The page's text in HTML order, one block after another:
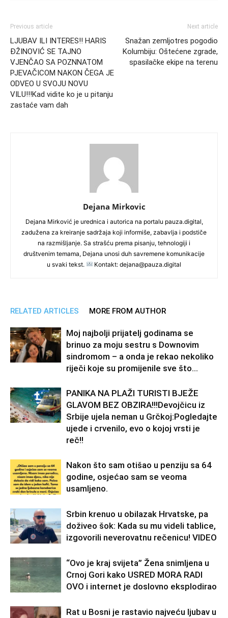
Previous article
LJUBAV ILI INTERES!! HARIS
ĐŽINOVIĆ SE TAJNO
VJENČAO SA POZNNATOM
PJEVAČICOM NAKON ČEGA JE
ODVEO U SVOJU NOVU
VILU!!!Kad vidite ko je u pitanju
zastaće vam dah
Next article
Snažan zemljotres pogodio
Kolumbiju: Oštećene zgrade,
spasilačke ekipe na terenu
Dejana Mirkovic
Dejana Mirković je urednica i autorica na portalu pauza.digital,
zadužena za kreiranje sadržaja koji informiše, zabavlja i podstiče
na razmišljanje. Sa strašću prema pisanju, tehnologiji i
društvenim temama, Dejana unosi duh savremene komunikacije
u svaki tekst.
Kontakt: dejana@pauza.digital
RELATED ARTICLES MORE FROM AUTHOR
Moj najbolji prijatelj godinama se
brinuo za moju sestru s Downovim
sindromom – a onda je rekao nekoliko
riječi koje su promijenile sve što...
PANIKA NA PLAŽI TURISTI BJEŽE
GLAVOM BEZ OBZIRA!!!Devojčicu iz
Srbije ujela neman u Grčkoj:Pogledajte
ujede i crvenilo, evo o kojoj vrsti je
reč!!
Nakon što sam otišao u penziju sa 64
godine, osjećao sam se veoma
usamljeno.
Srbin krenuo u obilazak Hrvatske, pa
doživeo šok: Kada su mu videli tablice,
izgovorili neverovatnu rečenicu! VIDEO
“Ovo je kraj svijeta” Žena snimljena u
Crnoj Gori kako USRED MORA RADI
OVO i internet je doslovno eksplodirao
Rat u Bosni je rastavio najveću ljubav u